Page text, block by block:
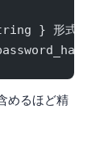
} 形式
を
めるほど精